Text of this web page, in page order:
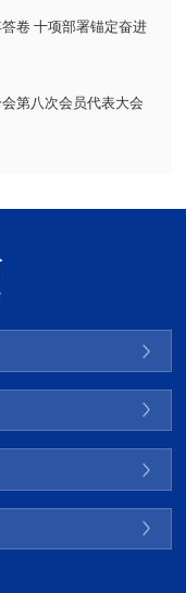
卷 十项部署锚定奋进
第八次会员代表大会